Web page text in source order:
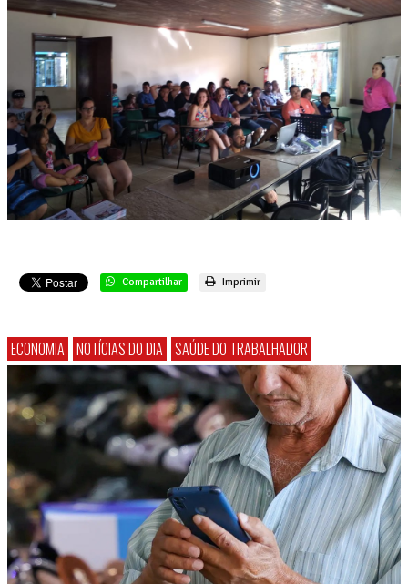
Compartilhar Imprimir
ECONOMIA NOTÍCIAS DO DIA SAÚDE DO TRABALHADOR